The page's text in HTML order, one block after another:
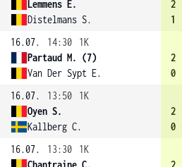
Lemmens E.
Distelmans S.
2
1
16.07.
14:30
1K
Partaud M. (7)
Van Der Sypt E.
2
0
16.07.
13:50
1K
Oyen S.
Kallberg C.
2
0
16.07.
13:30
1K
Chantraine C.
2